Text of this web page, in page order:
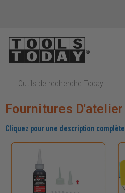
Recherche
Fournitures D'atelier
Cliquez pour une description complète